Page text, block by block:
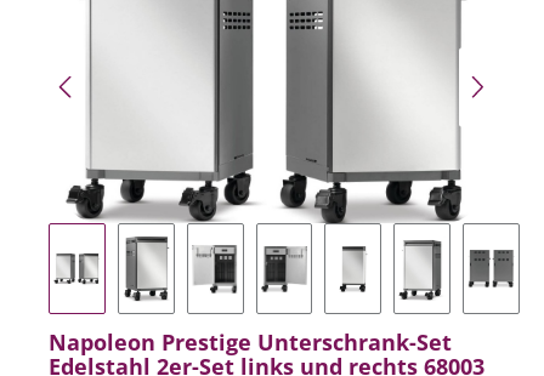
Napoleon Prestige Unterschrank-Set
Edelstahl 2er-Set links und rechts 68003